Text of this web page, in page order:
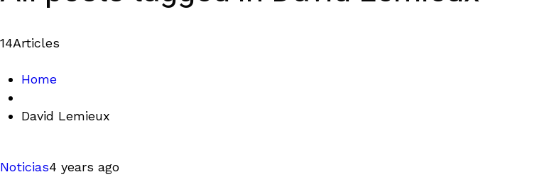
14Articles
Home
David Lemieux
Noticias4 years ago